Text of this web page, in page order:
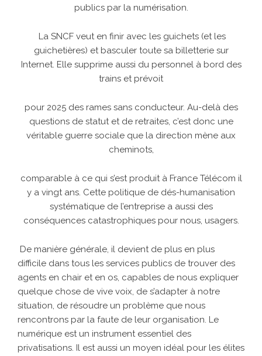
publics par la numérisation.
La SNCF veut en finir avec les guichets (et les
guichetières) et basculer toute sa billetterie sur
Internet. Elle supprime aussi du personnel à bord des
trains et prévoit
pour 2025 des rames sans conducteur. Au-delà des
questions de statut et de retraites, c’est donc une
véritable guerre sociale que la direction mène aux
cheminots,
comparable à ce qui s’est produit à France Télécom il
y a vingt ans. Cette politique de dés-humanisation
systématique de l’entreprise a aussi des
conséquences catastrophiques pour nous, usagers.
De manière générale, il devient de plus en plus
difficile dans tous les services publics de trouver des
agents en chair et en os, capables de nous expliquer
quelque chose de vive voix, de s’adapter à notre
situation, de résoudre un problème que nous
rencontrons par la faute de leur organisation. Le
numérique est un instrument essentiel des
privatisations. Il est aussi un moyen idéal pour les élites